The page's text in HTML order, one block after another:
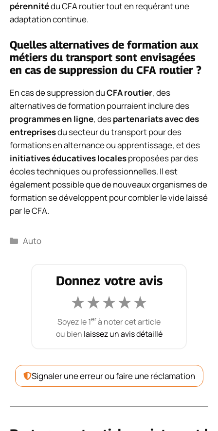
pérennitédu CFA routier tout en requérant une
adaptation continue.
Quelles alternatives de formation aux
métiers du transport sont envisagées
en cas de suppression du CFA routier ?
En cas de suppression duCFA routier, des
alternatives de formation pourraient inclure des
programmes en ligne, despartenariats avec des
entreprisesdu secteur du transport pour des
formations en alternance ou apprentissage, et des
initiatives éducatives localesproposées par des
écoles techniques ou professionnelles. Il est
également possible que de nouveaux organismes de
formation se développent pour combler le vide laissé
par le CFA.
Catégories
Auto
Donnez votre avis
★★★★★
Soyez le 1erà noter cet article
ou bien laissez un avis détaillé
Signaler une erreur ou faire une réclamation